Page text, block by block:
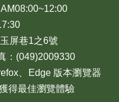
屏巷1之6號
：(049)2009330
、Edge 版本瀏覽器
得最佳瀏覽體驗